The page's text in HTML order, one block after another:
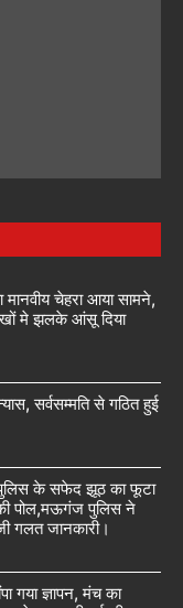
चेहरा आया सामने,
मे झलके आंसू दिया
सर्वसम्मति से गठित हुई
पुलिस के सफेद झूठ का फूटा
पोल,मऊगंज पुलिस ने
गलत जानकारी।
गया ज्ञापन, मंच का